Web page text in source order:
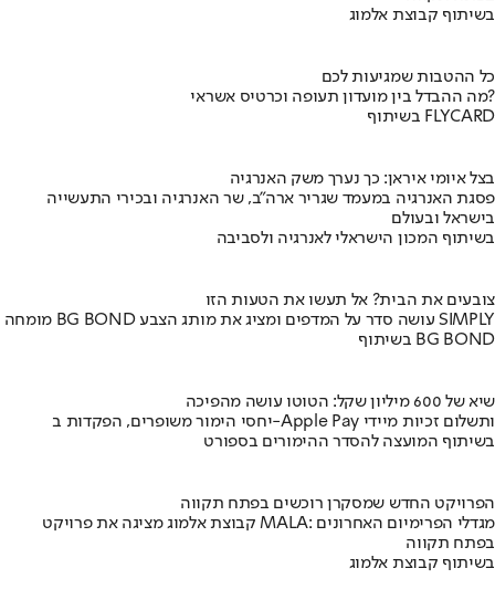
בשיתוף קבוצת אלמוג
כל ההטבות שמגיעות לכם
מה ההבדל בין מועדון תעופה וכרטיס אשראי?
בשיתוף FLYCARD
בצל איומי איראן: כך נערך משק האנרגיה
פסגת האנרגיה במעמד שגריר ארה"ב, שר האנרגיה ובכירי התעשייה
בישראל ובעולם
בשיתוף המכון הישראלי לאנרגיה ולסביבה
צובעים את הבית? אל תעשו את הטעות הזו
מומחה BG BOND עושה סדר על המדפים ומציג את מותג הצבע SIMPLY
בשיתוף BG BOND
שיא של 600 מיליון שקל: הטוטו עושה מהפיכה
יחסי הימור משופרים, הפקדות ב-Apple Pay ותשלום זכיות מיידי
בשיתוף המועצה להסדר ההימורים בספורט
הפרויקט החדש שמסקרן רוכשים בפתח תקווה
קבוצת אלמוג מציגה את פרויקט MALA: מגדלי הפרימיום האחרונים
בפתח תקווה
בשיתוף קבוצת אלמוג